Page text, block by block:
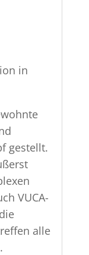
in
gestellt.
VUCA-
alle